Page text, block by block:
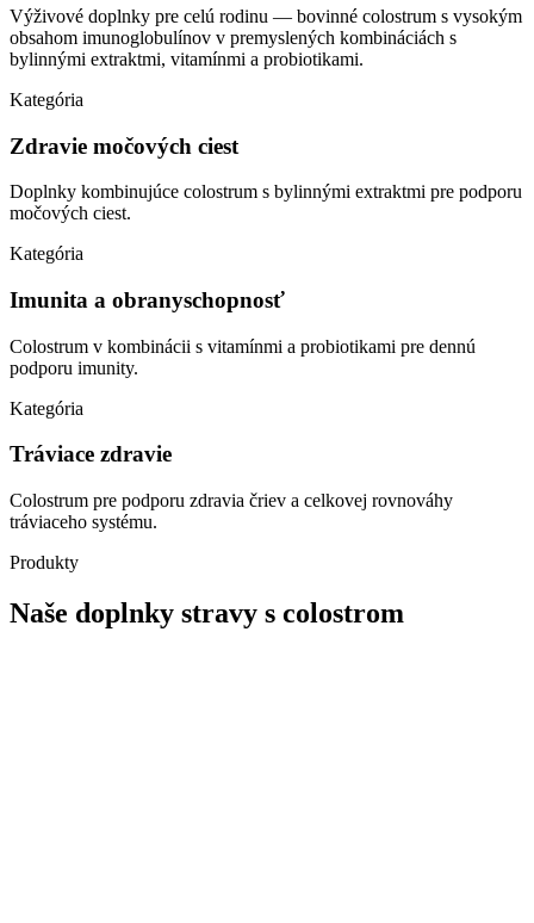
Výživové doplnky pre celú rodinu — bovinné colostrum s vysokým
obsahom imunoglobulínov v premyslených kombináciách s
bylinnými extraktmi, vitamínmi a probiotikami.
Kategória
Zdravie močových ciest
Doplnky kombinujúce colostrum s bylinnými extraktmi pre podporu
močových ciest.
Kategória
Imunita a obranyschopnosť
Colostrum v kombinácii s vitamínmi a probiotikami pre dennú
podporu imunity.
Kategória
Tráviace zdravie
Colostrum pre podporu zdravia čriev a celkovej rovnováhy
tráviaceho systému.
Produkty
Naše doplnky stravy s colostrom